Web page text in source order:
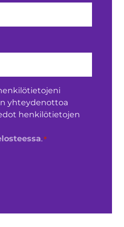
yhteydenottoa
henkilötietojen
.*